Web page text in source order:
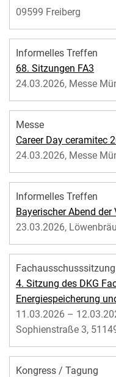
09599 Freiberg
Informelles Treffen
68. Sitzungen FA3
24.03.2026, Messe
Messe
Career Day ceramitec
24.03.2026, Messe
Informelles Treffen
Bayerischer Abend der
23.03.2026,
Fachausschusssitzung
4. Sitzung des DKG
Energiespeicherung
11.03.2026 –
Sophienstraße 3,
Kongress / Tagung